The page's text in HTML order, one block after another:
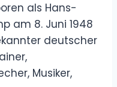
als Hans-
am 8. Juni 1948
deutscher
Musiker,